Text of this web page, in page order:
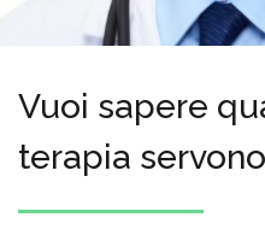
Vuoi sapere
terapia